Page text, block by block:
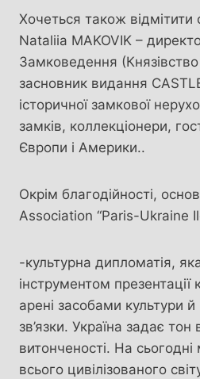
Хочеться також відмітити
Nataliia MAKOVIK –
Замковедення
засновник видання
історичної замкової
замків, коллекціонери,
Європи і Америки..
Окрім благодійності,
Association “Paris-Ukraine
-культурна дипломатія,
інструментом презентації
арені засобами культури й
зв’язки. Україна задає тон
витонченості. На
всього цивілізованого